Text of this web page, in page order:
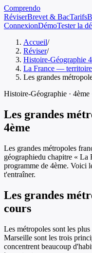
Comprendo
RéviserBrevet & BacTarifs
ConnexionDémoTester la
Accueil/
Réviser/
Histoire-Géographie
La France — territoire
Les grandes
Histoire-Géographie · 4ème
Les grandes
4ème
Les grandes métropoles
géographiedu chapitre « La
programme de 4ème. Voici
t'entraîner.
Les grandes
cours
Les métropoles sont les
Marseille sont les trois
concentrent beaucoup